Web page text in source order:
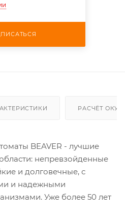
РАСЧЁТ
BEAVER - лучшие
непревзойденные
и долговечные, с
и надежными
Уже более 50 лет